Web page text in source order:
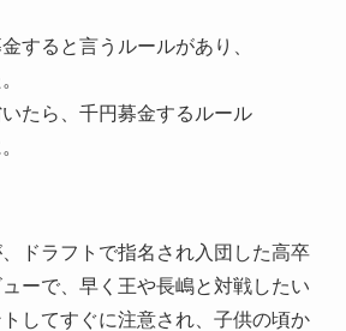
すると言うルールがあり、
たら、千円募金するルール
ドラフトで指名され入団した高卒
ーで、早く王や長嶋と対戦したい
してすぐに注意され、子供の頃か